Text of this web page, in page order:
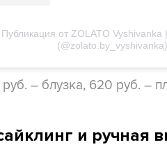
Публикация от ZOLATO
(@zolato.by_vyshivanka)
– блузка, 620 руб. –
и ручная